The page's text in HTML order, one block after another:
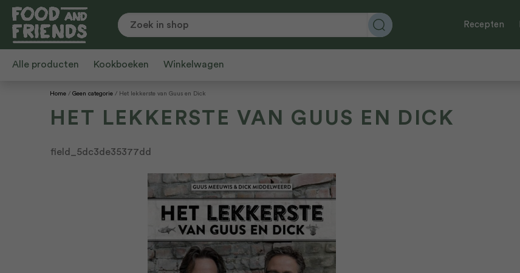
Recepten
Alle producten Kookboeken Winkelwagen
Home Geen categorie Het lekkerste van Guus en Dick
HET LEKKERSTE VAN GUUS EN DICK
field_5dc3de35377dd